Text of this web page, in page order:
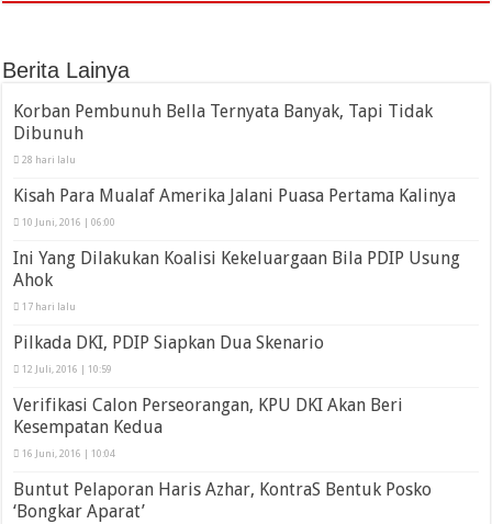
Berita Lainya
Korban Pembunuh Bella Ternyata Banyak, Tapi Tidak
Dibunuh
28 hari lalu
Kisah Para Mualaf Amerika Jalani Puasa Pertama Kalinya
10 Juni, 2016 | 06:00
Ini Yang Dilakukan Koalisi Kekeluargaan Bila PDIP Usung
Ahok
17 hari lalu
Pilkada DKI, PDIP Siapkan Dua Skenario
12 Juli, 2016 | 10:59
Verifikasi Calon Perseorangan, KPU DKI Akan Beri
Kesempatan Kedua
16 Juni, 2016 | 10:04
Buntut Pelaporan Haris Azhar, KontraS Bentuk Posko
‘Bongkar Aparat’